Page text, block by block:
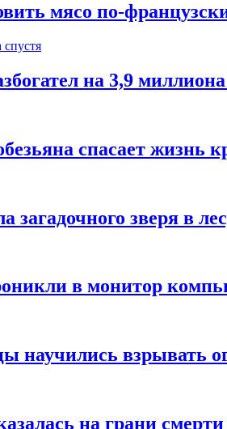
мясо по-
спустя
на 3,9
спасает жизнь
загадочного зверя в
в монитор
научились взрывать
на грани смерти